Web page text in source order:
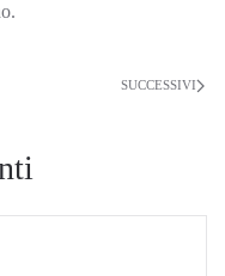
SUCCESSIVI